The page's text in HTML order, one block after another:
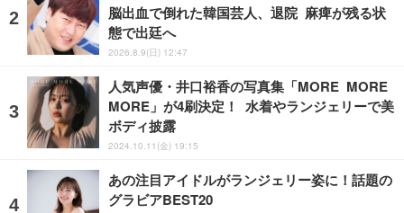
脳出血で倒れた韓国芸人、退院 麻痺が残る状
態で出廷へ
2026.8.9(日) 12:47
人気声優・井口裕香の写真集「MORE MORE
MORE」が4刷決定！ 水着やランジェリーで美
ボディ披露
2024.10.11(金) 19:15
あの注目アイドルがランジェリー姿に！話題の
グラビアBEST20